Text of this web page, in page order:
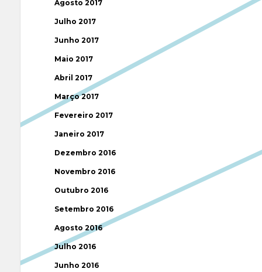
Agosto 2017
Julho 2017
Junho 2017
Maio 2017
Abril 2017
Março 2017
Fevereiro 2017
Janeiro 2017
Dezembro 2016
Novembro 2016
Outubro 2016
Setembro 2016
Agosto 2016
Julho 2016
Junho 2016